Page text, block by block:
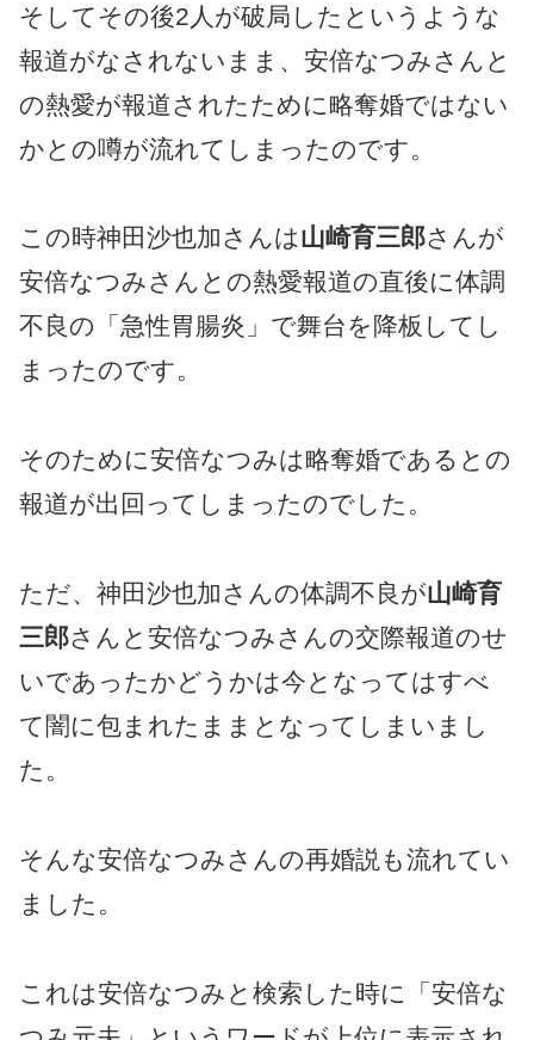
そしてその後2人が破局したというような
報道がなされないまま、安倍なつみさんと
の熱愛が報道されたために略奪婚ではない
かとの噂が流れてしまったのです。
この時神田沙也加さんは山崎育三郎さんが
安倍なつみさんとの熱愛報道の直後に体調
不良の「急性胃腸炎」で舞台を降板してし
まったのです。
そのために安倍なつみは略奪婚であるとの
報道が出回ってしまったのでした。
ただ、神田沙也加さんの体調不良が山崎育
三郎さんと安倍なつみさんの交際報道のせ
いであったかどうかは今となってはすべ
て闇に包まれたままとなってしまいまし
た。
そんな安倍なつみさんの再婚説も流れてい
ました。
これは安倍なつみと検索した時に「安倍な